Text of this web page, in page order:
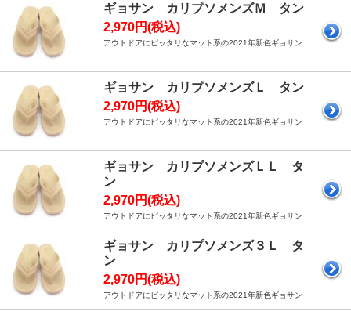
ギョサン カリプソメンズＭ タン
2,970円(税込)
アウトドアにピッタリなマット系の2021年新色ギョサン
ギョサン カリプソメンズＬ タン
2,970円(税込)
アウトドアにピッタリなマット系の2021年新色ギョサン
ギョサン カリプソメンズＬＬ タ
ン
2,970円(税込)
アウトドアにピッタリなマット系の2021年新色ギョサン
ギョサン カリプソメンズ３Ｌ タ
ン
2,970円(税込)
アウトドアにピッタリなマット系の2021年新色ギョサン